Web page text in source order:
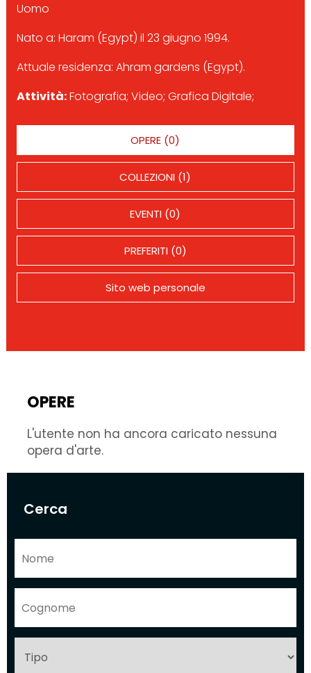
Cerca
Uomo
Nato a: Haram (Egypt) il 23 giugno 1994.
Attuale residenza: Ahram gardens (Egypt).
Attività:Fotografia; Video; Grafica Digitale;
OPERE (0)
COLLEZIONI (1)
EVENTI (0)
PREFERITI (0)
Sito web personale
OPERE
L'utente non ha ancora caricato nessuna
opera d'arte.